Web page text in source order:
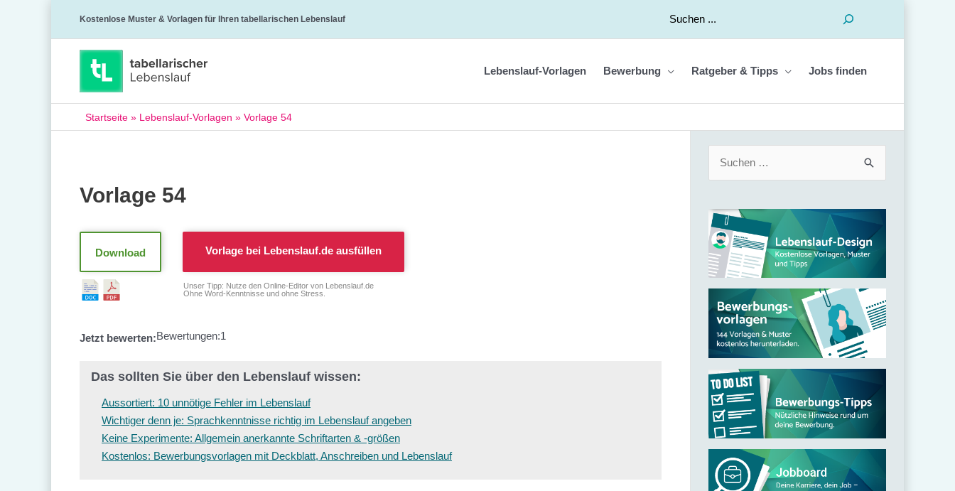
Kostenlose Muster & Vorlagen für Ihren tabellarischen Lebenslauf
Suchen
Lebenslauf-Vorlagen Bewerbung Ratgeber & Tipps Jobs finden
Startseite » Lebenslauf-Vorlagen » Vorlage 54
Vorlage 54
Download Vorlage bei Lebenslauf.de ausfüllen
Unser Tipp: Nutze den Online-Editor von Lebenslauf.de
Ohne Word-Kenntnisse und ohne Stress.
Jetzt bewerten:Bewertungen:1
Das sollten Sie über den Lebenslauf wissen:
Aussortiert: 10 unnötige Fehler im Lebenslauf
Wichtiger denn je: Sprachkenntnisse richtig im Lebenslauf angeben
Keine Experimente: Allgemein anerkannte Schriftarten & -größen
Kostenlos: Bewerbungsvorlagen mit Deckblatt, Anschreiben und Lebenslauf
h
e
n